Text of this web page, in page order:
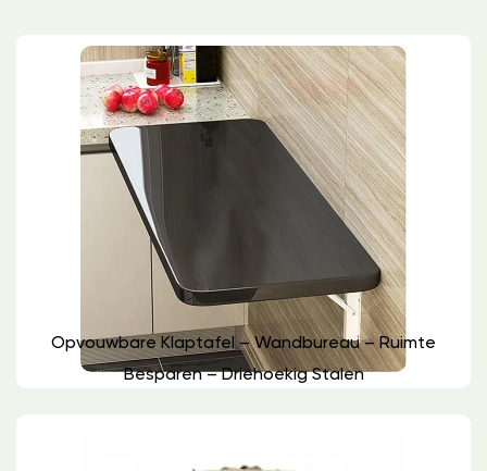
Opvouwbare Klaptafel – Wandbureau – Ruimte
Besparen – Driehoekig Stalen